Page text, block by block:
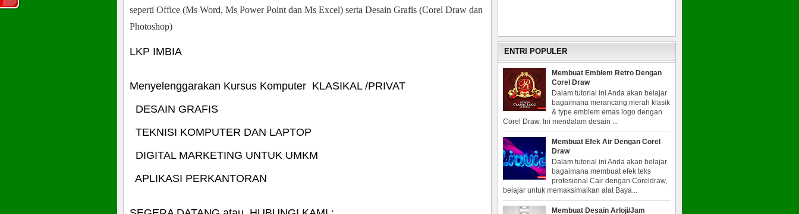
seperti Office (Ms Word, Ms Power Point dan Ms Excel) serta Desain Grafis (Corel Draw dan
Photoshop)
LKP IMBIA
Menyelenggarakan Kursus Komputer KLASIKAL /PRIVAT
DESAIN GRAFIS
TEKNISI KOMPUTER DAN LAPTOP
DIGITAL MARKETING UNTUK UMKM
APLIKASI PERKANTORAN
ENTRI POPULER
Membuat Emblem Retro Dengan
Corel Draw
Dalam tutorial ini Anda akan belajar
bagaimana merancang merah klasik
& type emblem emas logo dengan
Corel Draw. Ini mendalam desain ...
Membuat Efek Air Dengan Corel
Draw
Dalam tutorial ini Anda akan belajar
bagaimana membuat efek teks
profesional Cair dengan Coreldraw,
belajar untuk memaksimalkan alat Baya...
Membuat Desain Arloji/Jam